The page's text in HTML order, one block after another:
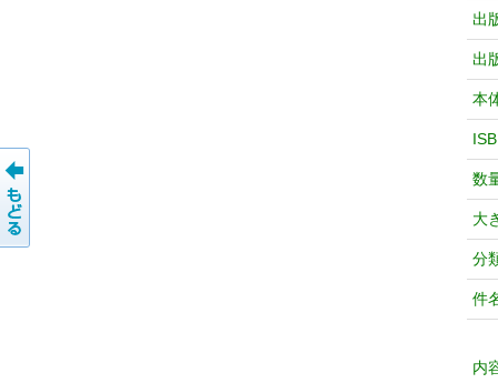
出
出
本
数
大
分
件
内